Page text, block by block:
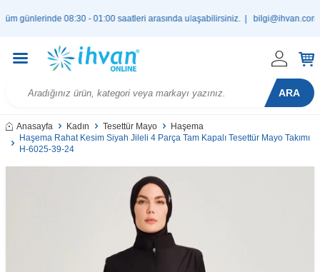
08:30 - 01:00 saatleri arasında ulaşabilirsiniz. |bilgi@ihvan.com.tr
ARA
Anasayfa Kadın Tesettür Mayo
Haşema
Haşema Rahat Kesim Siyah Jileli 4 Parça Tam Kapalı Tesettür Mayo Takımı
H-6025-39-24